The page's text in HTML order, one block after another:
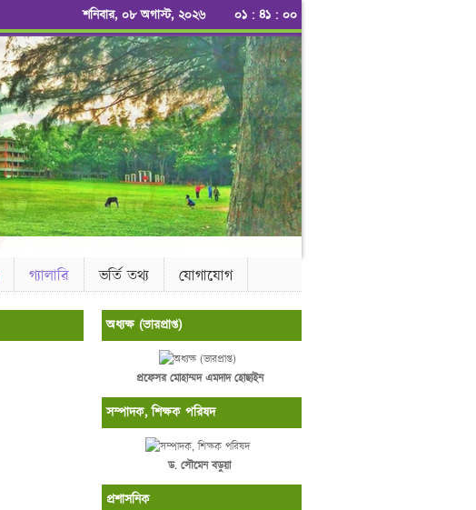
শনিবার, ০৮ অগাস্ট, ২০২৬ ০১ : ৪১ : ০০
গ্যালারি ভর্তি তথ্য যোগাযোগ
অধ্যক্ষ (ভারপ্রাপ্ত)
প্রফেসর মোহাম্মদ এমদাদ হোছাইন
সম্পাদক, শিক্ষক পরিষদ
ড. সৌমেন বড়ুয়া
প্রশাসনিক